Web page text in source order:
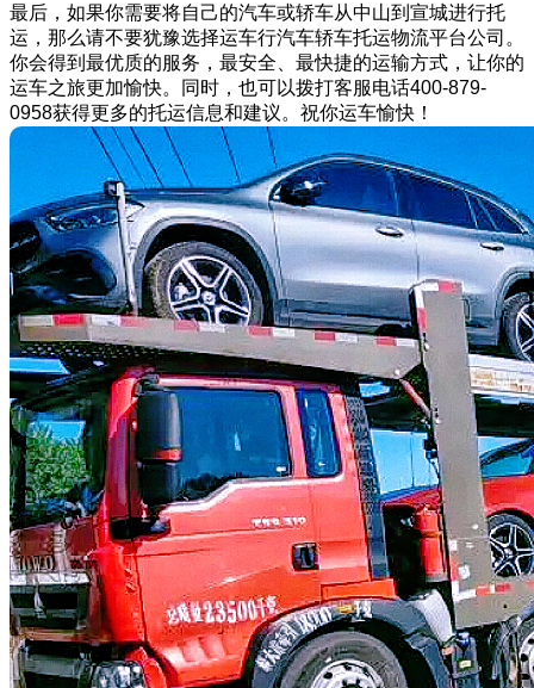
最后，如果你需要将自己的汽车或轿车从中山到宣城进行托
运，那么请不要犹豫选择运车行汽车轿车托运物流平台公司。
你会得到最优质的服务，最安全、最快捷的运输方式，让你的
运车之旅更加愉快。同时，也可以拨打客服电话400-879-
0958获得更多的托运信息和建议。祝你运车愉快！